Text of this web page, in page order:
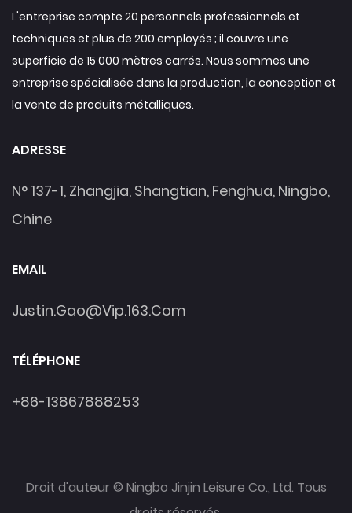
L'entreprise compte 20 personnels professionnels et
techniques et plus de 200 employés ; il couvre une
superficie de 15 000 mètres carrés. Nous sommes une
entreprise spécialisée dans la production, la conception et
la vente de produits métalliques.
ADRESSE
N° 137-1, Zhangjia, Shangtian, Fenghua, Ningbo,
Chine
EMAIL
Justin.gao@vip.163.com
TÉLÉPHONE
+86-13867888253
Droit d'auteur © Ningbo Jinjin Leisure Co., Ltd. Tous